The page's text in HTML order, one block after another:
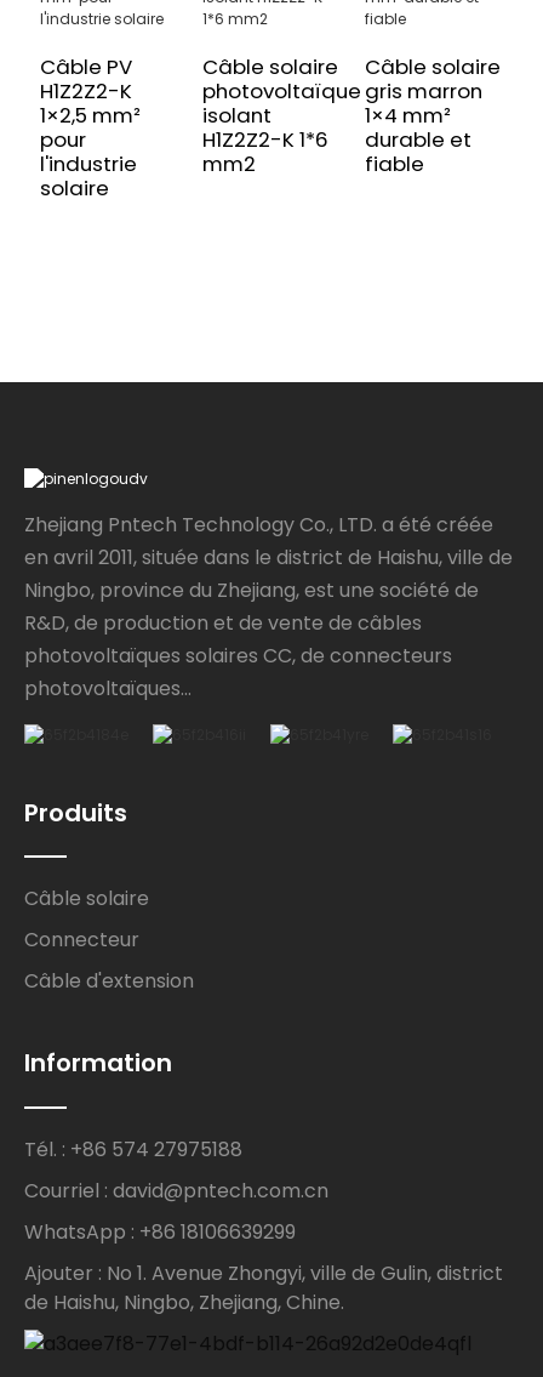
Câble PV
H1Z2Z2-K
1×2,5 mm²
pour
l'industrie
solaire
Câble solaire
photovoltaïque
isolant
H1Z2Z2-K 1*6
mm2
Câble solaire
gris marron
1×4 mm²
durable et
fiable
Zhejiang Pntech Technology Co., LTD. a été créée
en avril 2011, située dans le district de Haishu, ville de
Ningbo, province du Zhejiang, est une société de
R&D, de production et de vente de câbles
photovoltaïques solaires CC, de connecteurs
photovoltaïques...
Produits
Câble solaire
Connecteur
Câble d'extension
Information
Tél. : +86 574 27975188
Courriel : david@pntech.com.cn
WhatsApp : +86 18106639299
Ajouter : No 1. Avenue Zhongyi, ville de Gulin, district
de Haishu, Ningbo, Zhejiang, Chine.